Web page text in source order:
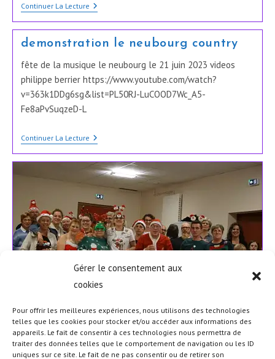
Gérer le consentement aux
cookies
Pour offrir les meilleures expériences, nous utilisons des technologies
telles que les cookies pour stocker et/ou accéder aux informations des
appareils. Le fait de consentir à ces technologies nous permettra de
traiter des données telles que le comportement de navigation ou les ID
uniques sur ce site. Le fait de ne pas consentir ou de retirer son
Continuer La LectureRepas
Partage
Fin
D’année
demonstration le neubourg country
fête de la musique le neubourg le 21 juin 2023 videos
philippe berrier https://www.youtube.com/watch?
v=363k1DDg6sg&list=PL50RJ-LuCOOD7Wc_A5-
Fe8aPvSuqzeD-L
Continuer La LectureDemonstration
Le
Neubourg
Country
noel au neubourg country